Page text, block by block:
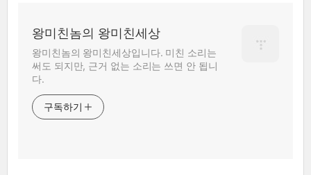
왕미친놈의 왕미친세상
왕미친놈의 왕미친세상입니다. 미친 소리는
써도 되지만, 근거 없는 소리는 쓰면 안 됩니
다.
구독하기